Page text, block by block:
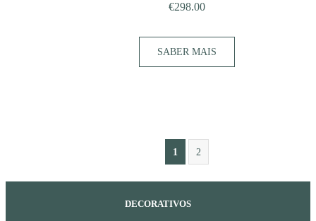
€298.00
SABER MAIS
1 2
DECORATIVOS